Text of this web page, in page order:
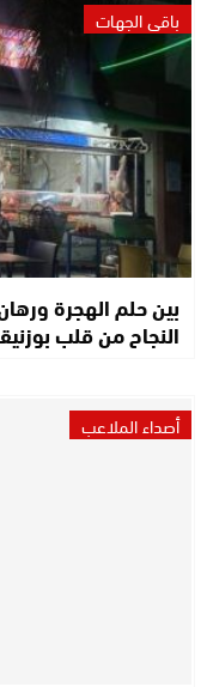
باقي الجهات
بين حلم الهجرة
النجاح من قلب
أصداء الملاعب